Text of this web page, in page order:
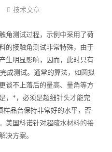
）
技术文章
角测试过程，示例中采用了荷
的接触角测试非常特殊，由于
生明显影响，因而，此时只有
成测试。通常的算法，如圆拟
谈不上落后的量高、量角等方
，*，必须是超细针头才能完
样品台保持非常好的水平，否
美国科诺针对超疏水材料的接
决方案。